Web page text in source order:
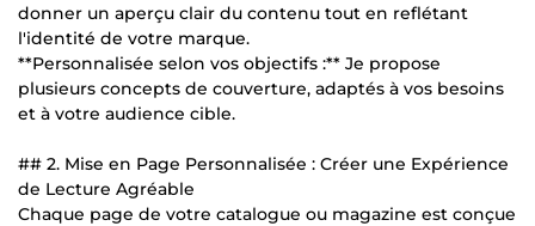
donner un aperçu clair du contenu tout en reflétant
l'identité de votre marque.
**Personnalisée selon vos objectifs :** Je propose
plusieurs concepts de couverture, adaptés à vos besoins
et à votre audience cible.
## 2. Mise en Page Personnalisée : Créer une Expérience
de Lecture Agréable
Chaque page de votre catalogue ou magazine est conçue